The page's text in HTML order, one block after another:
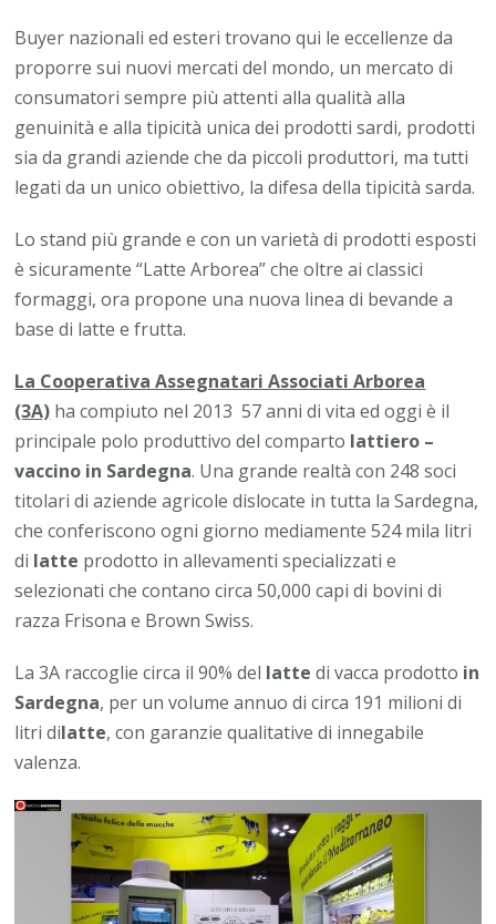
Buyer nazionali ed esteri trovano qui le eccellenze da
proporre sui nuovi mercati del mondo, un mercato di
consumatori sempre più attenti alla qualità alla
genuinità e alla tipicità unica dei prodotti sardi, prodotti
sia da grandi aziende che da piccoli produttori, ma tutti
legati da un unico obiettivo, la difesa della tipicità sarda.
Lo stand più grande e con un varietà di prodotti esposti
è sicuramente “Latte Arborea” che oltre ai classici
formaggi, ora propone una nuova linea di bevande a
base di latte e frutta.
La Cooperativa Assegnatari Associati Arborea
(3A) ha compiuto nel 2013 57 anni di vita ed oggi è il
principale polo produttivo del comparto lattiero –
vaccino in Sardegna. Una grande realtà con 248 soci
titolari di aziende agricole dislocate in tutta la Sardegna,
che conferiscono ogni giorno mediamente 524 mila litri
di latte prodotto in allevamenti specializzati e
selezionati che contano circa 50,000 capi di bovini di
razza Frisona e Brown Swiss.
La 3A raccoglie circa il 90% del latte di vacca prodotto in
Sardegna, per un volume annuo di circa 191 milioni di
litri dilatte, con garanzie qualitative di innegabile
valenza.